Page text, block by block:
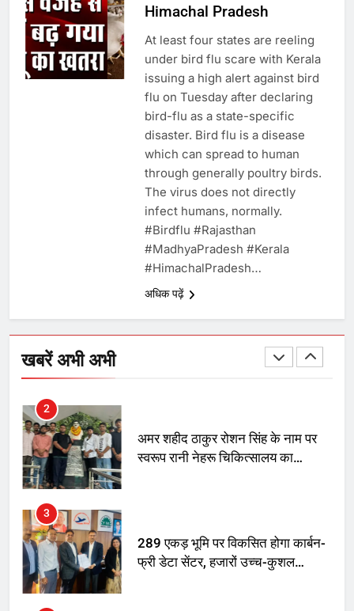
Himachal Pradesh
At least four states are reeling
under bird flu scare with Kerala
issuing a high alert against bird
flu on Tuesday after declaring
bird-flu as a state-specific
disaster. Bird flu is a disease
which can spread to human
through generally poultry birds.
The virus does not directly
infect humans, normally.
#Birdflu #Rajasthan
#MadhyaPradesh #Kerala
#HimachalPradesh…
अधिक पढ़ें
खबरें अभी अभी
उत्तर प्रदेश में गांवों में बढ़ेंगी सुविधाएं: 67%
बढ़ा पंचायतों का बजट
गाजा युद्धविराम को लेकर बड़ी खबरें
चुनाव से पहले लालू परिवार पर बड़ा झटका,
दिल्ली कोर्ट ने IRCTC घोटाले में आरोप
तय किए
SRN अस्पताल का नाम अमर शहीद ठाकुर
रोशन सिंह के नाम पर करने की मांग तेज
2
अमर शहीद ठाकुर रोशन सिंह के नाम पर
स्वरूप रानी नेहरू चिकित्सालय का
3
289 एकड़ भूमि पर विकसित होगा कार्बन-
फ्री डेटा सेंटर, हजारों उच्च-कुशल